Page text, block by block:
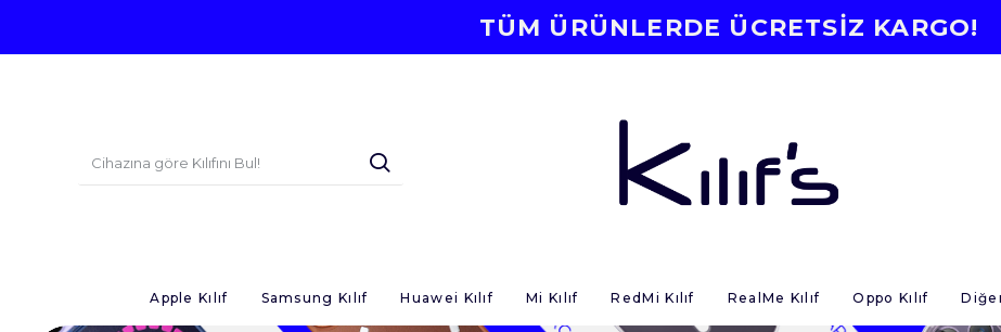
TÜM ÜRÜNLERDE ÜCRETSİZ KARGO!
Apple Kılıf Samsung Kılıf Huawei Kılıf Mi Kılıf RedMi Kılıf RealMe Kılıf Oppo Kılıf